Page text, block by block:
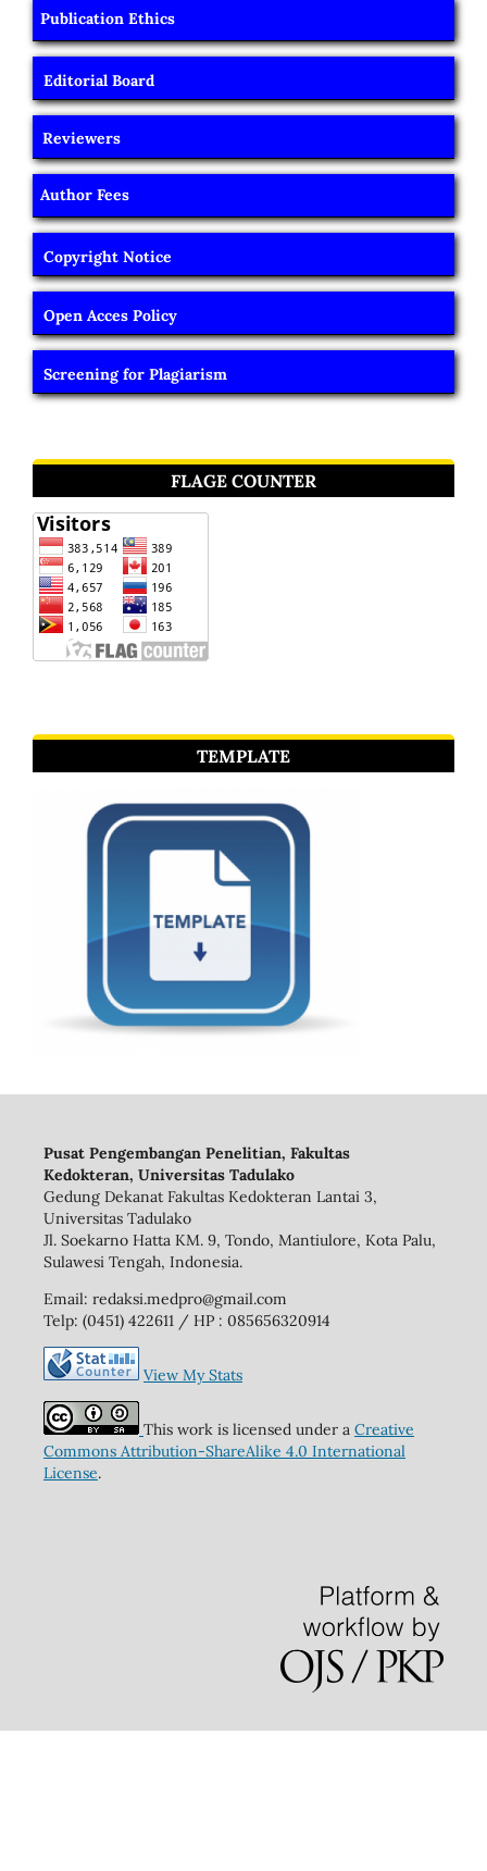
Publication Ethics
Editorial Board
Reviewers
Author Fees
Copyright Notice
Open Acces Policy
Screening for Plagiarism
FLAGE COUNTER
TEMPLATE
Pusat Pengembangan Penelitian, Fakultas
Kedokteran, Universitas Tadulako
Gedung Dekanat Fakultas Kedokteran Lantai 3,
Universitas Tadulako
Jl. Soekarno Hatta KM. 9, Tondo, Mantiulore, Kota Palu,
Sulawesi Tengah, Indonesia.
Email: redaksi.medpro@gmail.com
Telp: (0451) 422611 / HP : 085656320914
View My Stats
This work is licensed under a Creative
Commons Attribution-ShareAlike 4.0 International
License.